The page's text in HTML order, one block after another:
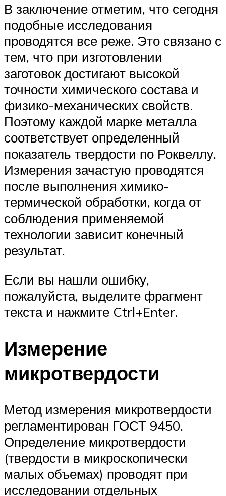
В заключение отметим, что сегодня
подобные исследования
проводятся все реже. Это связано с
тем, что при изготовлении
заготовок достигают высокой
точности химического состава и
физико-механических свойств.
Поэтому каждой марке металла
соответствует определенный
показатель твердости по Роквеллу.
Измерения зачастую проводятся
после выполнения химико-
термической обработки, когда от
соблюдения применяемой
технологии зависит конечный
результат.
Если вы нашли ошибку,
пожалуйста, выделите фрагмент
текста и нажмите Ctrl+Enter.
Измерение
микротвердости
Метод измерения микротвердости
регламентирован ГОСТ 9450.
Определение микротвердости
(твердости в микроскопически
малых объемах) проводят при
исследовании отдельных